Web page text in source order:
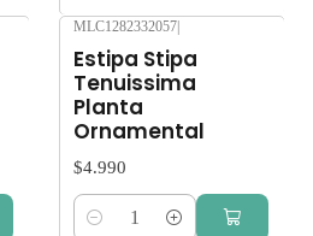
MLC1282332057
Estipa Stipa
Tenuissima
Planta
Ornamental
$4.990
Cantidad